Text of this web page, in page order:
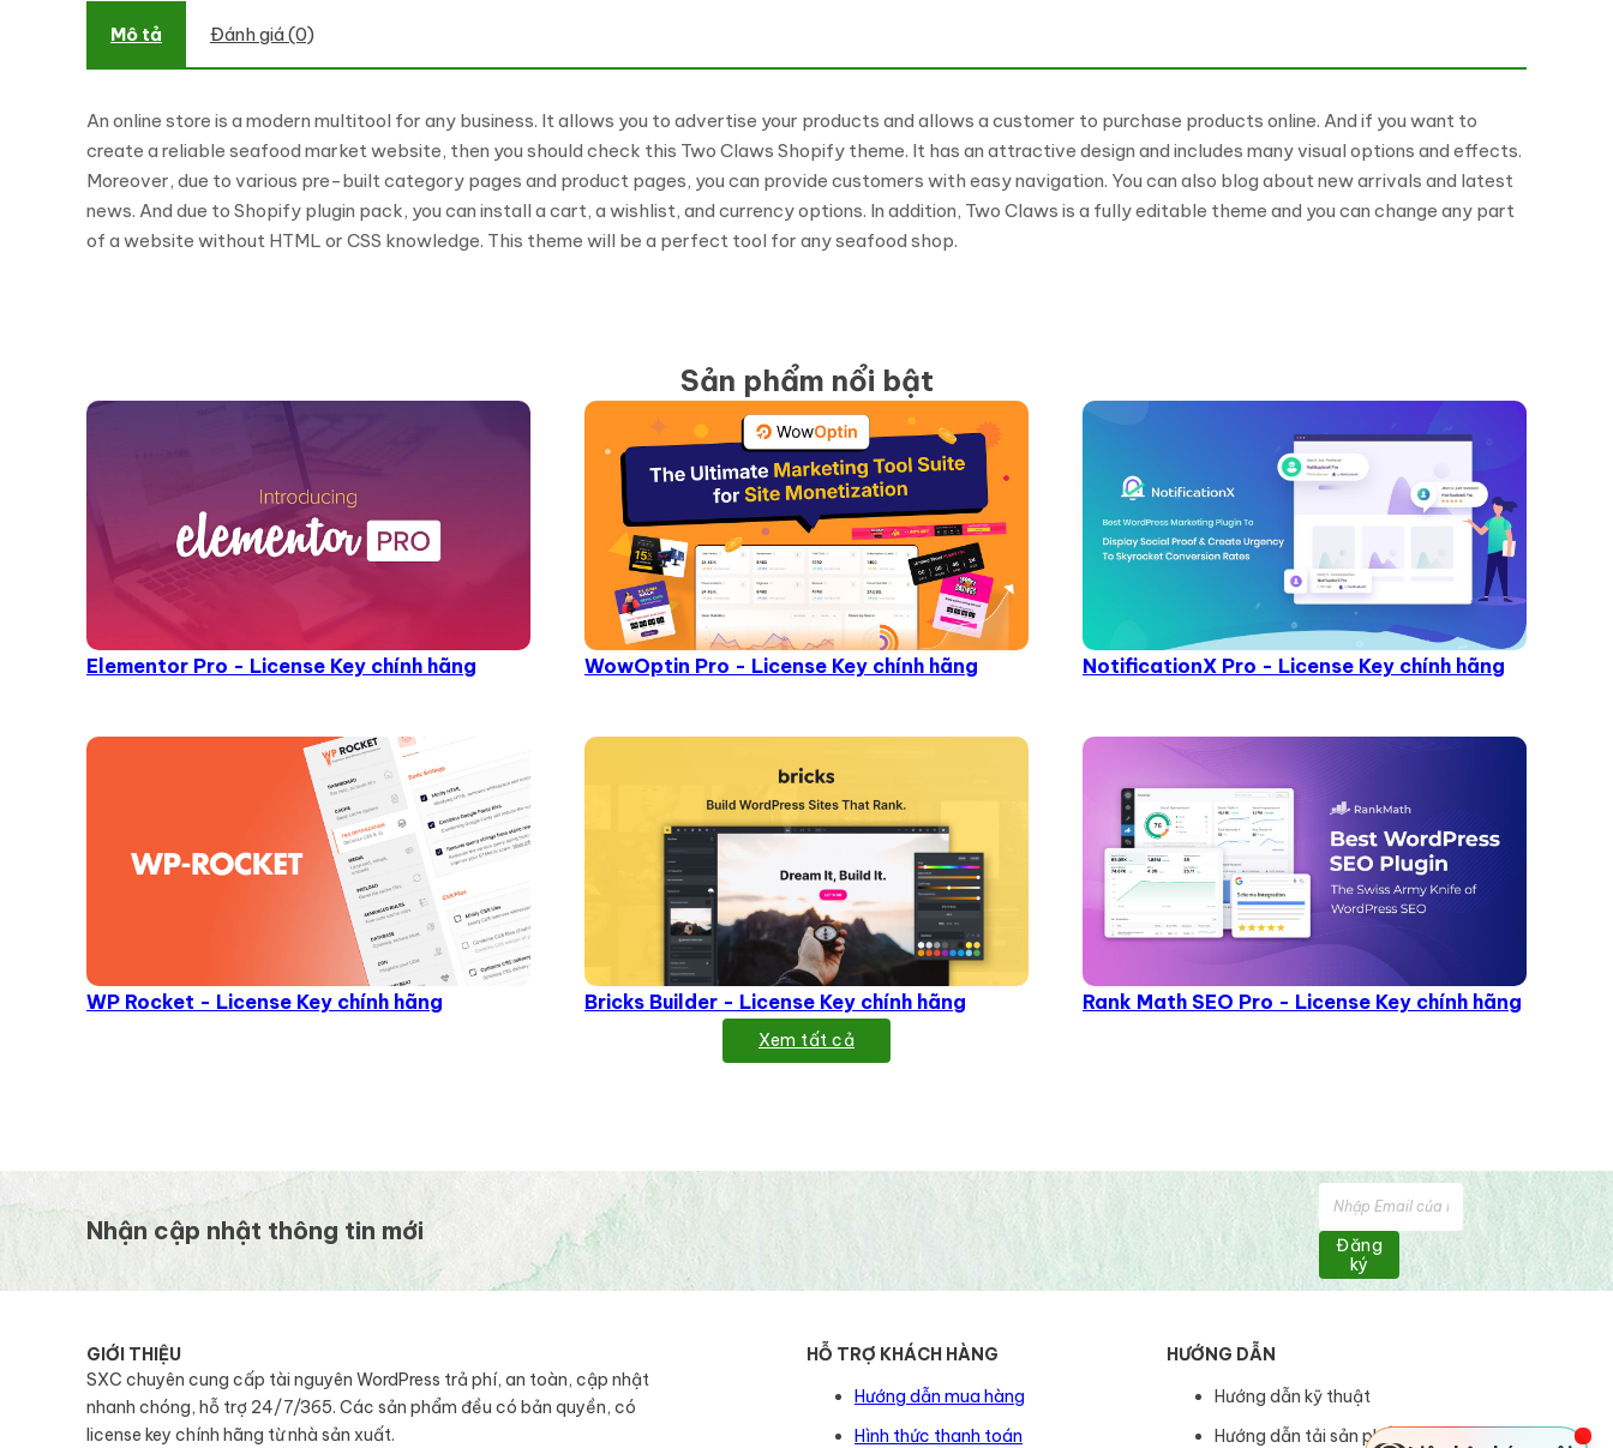
Mô tả Đánh giá (0)
An online store is a modern multitool for any business. It allows you to advertise your products and allows a customer to purchase products online. And if you want to
create a reliable seafood market website, then you should check this Two Claws Shopify theme. It has an attractive design and includes many visual options and effects.
Moreover, due to various pre-built category pages and product pages, you can provide customers with easy navigation. You can also blog about new arrivals and latest
news. And due to Shopify plugin pack, you can install a cart, a wishlist, and currency options. In addition, Two Claws is a fully editable theme and you can change any part
of a website without HTML or CSS knowledge. This theme will be a perfect tool for any seafood shop.
Sản phẩm nổi bật
Elementor Pro - License Key chính hãng WowOptin Pro - License Key chính hãng NotificationX Pro - License Key chính hãng
WP Rocket - License Key chính hãng Bricks Builder - License Key chính hãng Rank Math SEO Pro - License Key chính hãng
Xem tất cả
Nhận cập nhật thông tin mới
Đăng
ký
GIỚI THIỆU
SXC chuyên cung cấp tài nguyên WordPress trả phí, an toàn, cập nhật
nhanh chóng, hỗ trợ 24/7/365. Các sản phẩm đều có bản quyền, có
license key chính hãng từ nhà sản xuất.
HỖ TRỢ KHÁCH HÀNG
Hướng dẫn mua hàng
Hình thức thanh toán
HƯỚNG DẪN
Hướng dẫn kỹ thuật
Hướng dẫn tải sản phẩm